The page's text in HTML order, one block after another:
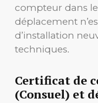
compteur dans
déplacement
d’installation
techniques.
Certificat de
(Consuel) et